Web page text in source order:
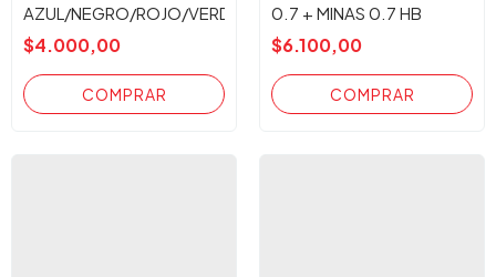
AZUL/NEGRO/ROJO/VERDE
$4.000,00
0.7 + MINAS 0.7 HB
$6.100,00